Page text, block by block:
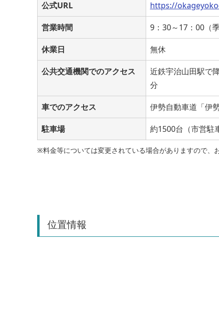
公式URL https://
営業時間 9：30～17：00（
休業日 無休
公共交通機関でのアクセス
近鉄宇治山田駅で
分
車でのアクセス 伊勢自動車道「伊
駐車場 約1500台（市営駐
※料金等については変更されている場合がありますので、
位置情報